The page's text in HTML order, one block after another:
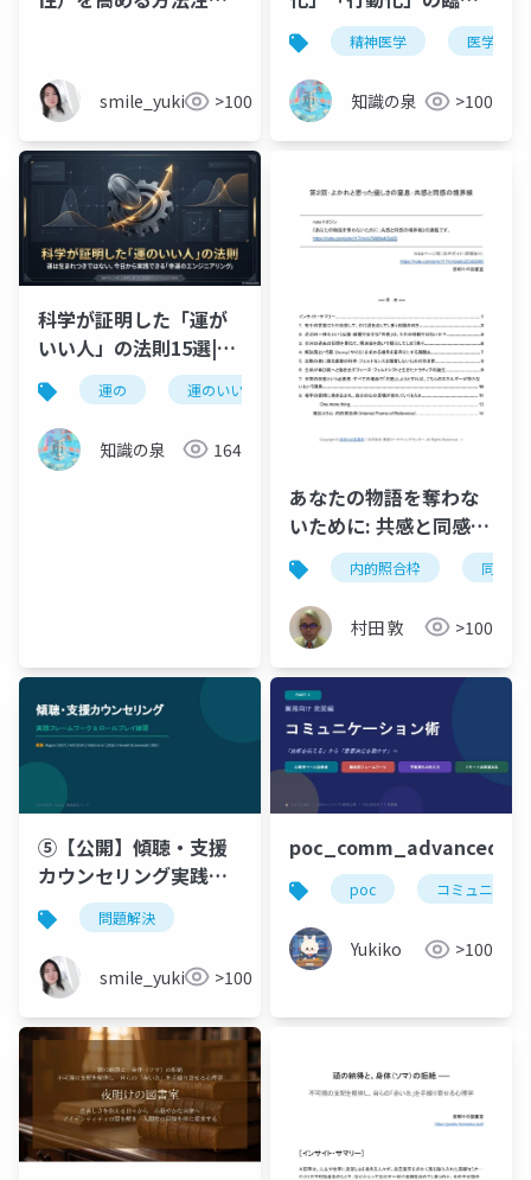
smile_yukiko_it>100
的鑑別｜BPD対応と
DMRSモデル7段階'
精神医学 医学
知識の泉 >100
科学が証明した「運が
いい人」の法則15選|今
日からできる幸運のエ
ンジニアリング
運の 運のいい日よ 運のいい人 幸運の法
知識の泉 164
あなたの物語を奪わな
いために: 共感と同感の
境界線 〜よかれと思っ
た「分かる」のあとに
訪れる ちいさな窒息〜
内的照合枠 同感
村田 敦 >100
⑤【公開】傾聴・支援
カウンセリング実践フ
レームワーク & ロール
プレイ練習_20260625
修正済み.pptx
問題解決
smile_yukiko_it>100
poc_comm_advanced
poc コミュニケー
Yukiko >100